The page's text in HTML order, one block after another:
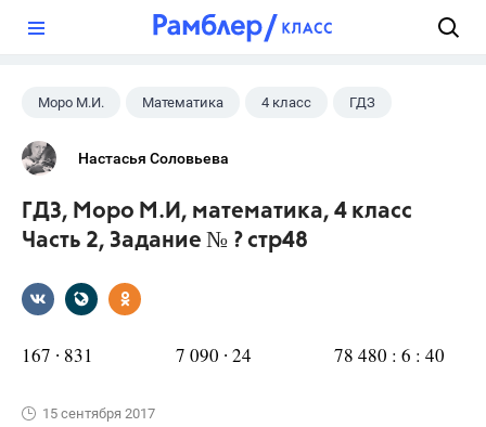
Моро М.И. Математика 4 класс ГДЗ
Настасья Соловьева
ГДЗ, Моро М.И, математика, 4 класс
Часть 2, Задание № ? стр48
167 ∙ 831 7 090 ∙ 24 78 480 : 6 : 40
15 сентября 2017